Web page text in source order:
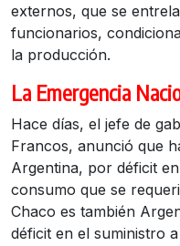
externos, que se
funcionarios,
la producción.
La Emergencia
Hace días, el jefe de
Francos, anunció que
Argentina, por déficit
consumo que se
Chaco es también
déficit en el suministro